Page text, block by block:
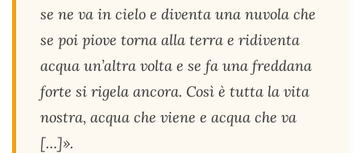
se ne va in cielo e diventa una nuvola che
se poi piove torna alla terra e ridiventa
acqua un’altra volta e se fa una freddana
forte si rigela ancora. Così è tutta la vita
nostra, acqua che viene e acqua che va
[…]».